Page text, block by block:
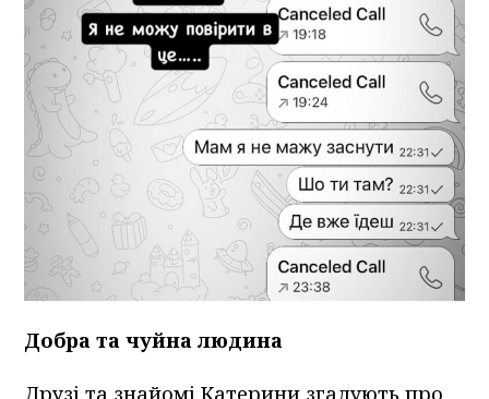
Добра та чуйна людина
Друзі та знайомі Катерини згадують про